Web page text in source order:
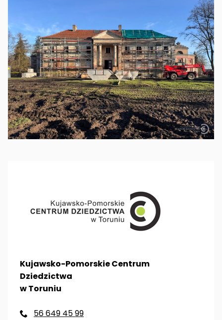
Kujawsko-Pomorskie Centrum
Dziedzictwa
w Toruniu
 56 649 45 99